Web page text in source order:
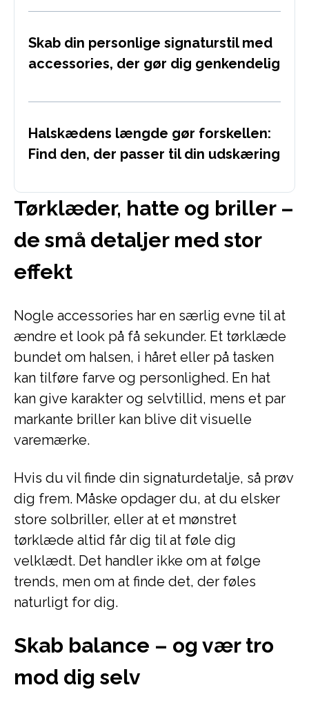
Skab din personlige signaturstil med
accessories, der gør dig genkendelig
Halskædens længde gør forskellen:
Find den, der passer til din udskæring
Tørklæder, hatte og briller –
de små detaljer med stor
effekt
Nogle accessories har en særlig evne til at
ændre et look på få sekunder. Et tørklæde
bundet om halsen, i håret eller på tasken
kan tilføre farve og personlighed. En hat
kan give karakter og selvtillid, mens et par
markante briller kan blive dit visuelle
varemærke.
Hvis du vil finde din signaturdetalje, så prøv
dig frem. Måske opdager du, at du elsker
store solbriller, eller at et mønstret
tørklæde altid får dig til at føle dig
velklædt. Det handler ikke om at følge
trends, men om at finde det, der føles
naturligt for dig.
Skab balance – og vær tro
mod dig selv